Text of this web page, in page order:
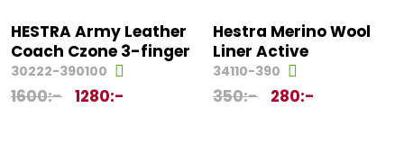
HESTRA Army Leather
Coach Czone 3-finger
30222-390100
1600:- 1280:-
Hestra Merino Wool
Liner Active
34110-390
350:- 280:-